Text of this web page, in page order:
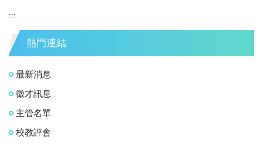
:::
熱門連結
最新消息
徵才訊息
主管名單
校教評會